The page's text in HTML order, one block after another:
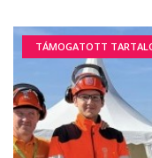
TÁMOGATOTT